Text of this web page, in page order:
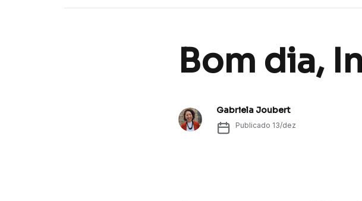
Bom dia,
Gabriela Joubert
Publicado 13/dez